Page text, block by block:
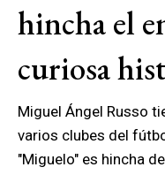
hincha el
curiosa
Miguel Ángel Russo
varios clubes del
"Miguelo" es hincha